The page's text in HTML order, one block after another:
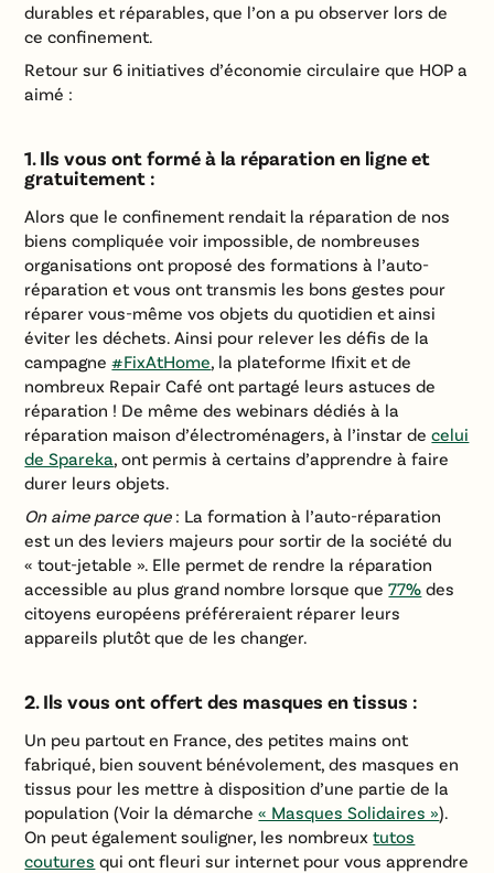
durables et réparables, que l’on a pu observer lors de
ce confinement.
Retour sur 6 initiatives d’économie circulaire que HOP a
aimé :
1. Ils vous ont formé à la réparation en ligne et
gratuitement :
Alors que le confinement rendait la réparation de nos
biens compliquée voir impossible, de nombreuses
organisations ont proposé des formations à l’auto-
réparation et vous ont transmis les bons gestes pour
réparer vous-même vos objets du quotidien et ainsi
éviter les déchets. Ainsi pour relever les défis de la
campagne#FixAtHome, la plateforme Ifixit et de
nombreux Repair Café ont partagé leurs astuces de
réparation ! De même des webinars dédiés à la
réparation maison d’électroménagers, à l’instar decelui
de Spareka, ont permis à certains d’apprendre à faire
durer leurs objets.
On aime parce que: La formation à l’auto-réparation
est un des leviers majeurs pour sortir de la société du
« tout-jetable ». Elle permet de rendre la réparation
accessible au plus grand nombre lorsque que77% des
citoyens européens préféreraient réparer leurs
appareils plutôt que de les changer.
2. Ils vous ont offert des masques en tissus :
Un peu partout en France, des petites mains ont
fabriqué, bien souvent bénévolement, des masques en
tissus pour les mettre à disposition d’une partie de la
population (Voir la démarche« Masques Solidaires »).
On peut également souligner, les nombreuxtutos
coutures qui ont fleuri sur internet pour vous apprendre